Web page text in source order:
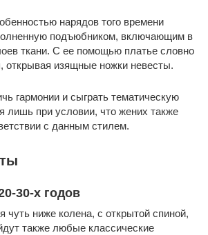
нарядов того времени
подъюбником, включающим в
ткани. С ее помощью платье словно
открывая изящные ножки невесты.
гармонии и сыграть тематическую
лишь при условии, что жених также
с данным стилем.
30-х годов
чуть ниже колена, с открытой спиной,
также любые классические